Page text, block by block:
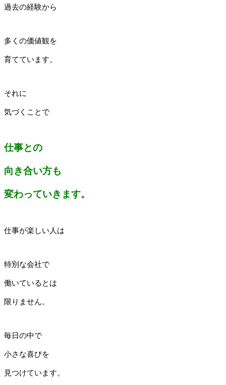
過去の経験から
多くの価値観を
育てています。
それに
気づくことで
仕事との
向き合い方も
変わっていきます。
仕事が楽しい人は
特別な会社で
働いているとは
限りません。
毎日の中で
小さな喜びを
見つけています。